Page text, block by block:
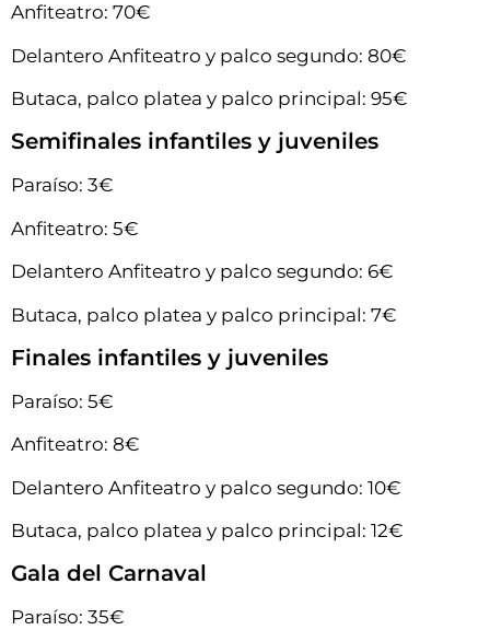
Anfiteatro: 70€
Delantero Anfiteatro y palco segundo: 80€
Butaca, palco platea y palco principal: 95€
Semifinales infantiles y juveniles
Paraíso: 3€
Anfiteatro: 5€
Delantero Anfiteatro y palco segundo: 6€
Butaca, palco platea y palco principal: 7€
Finales infantiles y juveniles
Paraíso: 5€
Anfiteatro: 8€
Delantero Anfiteatro y palco segundo: 10€
Butaca, palco platea y palco principal: 12€
Gala del Carnaval
Paraíso: 35€